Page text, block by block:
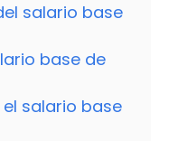
salario base
base de
salario base